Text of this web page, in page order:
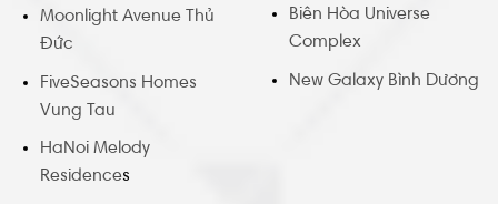
Moonlight Avenue Thủ
Đức
FiveSeasons Homes
Vung Tau
HaNoi Melody
Residences
Biên Hòa Universe
Complex
New Galaxy Bình Dương